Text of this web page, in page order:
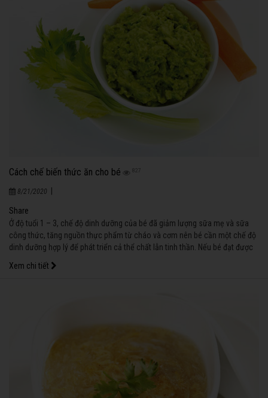
Cách chế biến thức ăn cho bé 827
8/21/2020
Share
Ở độ tuổi 1 – 3, chế độ dinh dưỡng của bé đã giảm lượng sữa mẹ và sữa
công thức, tăng nguồn thực phẩm từ cháo và cơm nên bé cần một chế độ
dinh dưỡng hợp lý để phát triển cả thể chất lẫn tinh thần. Nếu bé đạt được
chăm sóc bé đúng cách rồi đấy!
Xem chi tiết